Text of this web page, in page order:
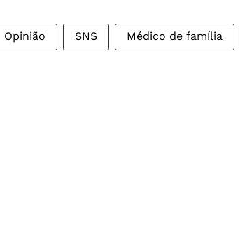
Opinião SNS Médico de família